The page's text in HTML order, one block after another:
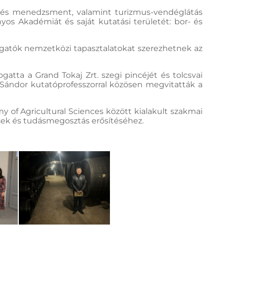
menedzsment, valamint turizmus-vendéglátás
Akadémiát és saját kutatási területét: bor- és
nemzetközi tapasztalatokat szerezhetnek az
a Grand Tokaj Zrt. szegi pincéjét és tolcsvai
kutatóprofesszorral közösen megvitatták a
of Agricultural Sciences között kialakult szakmai
és tudásmegosztás erősítéséhez.